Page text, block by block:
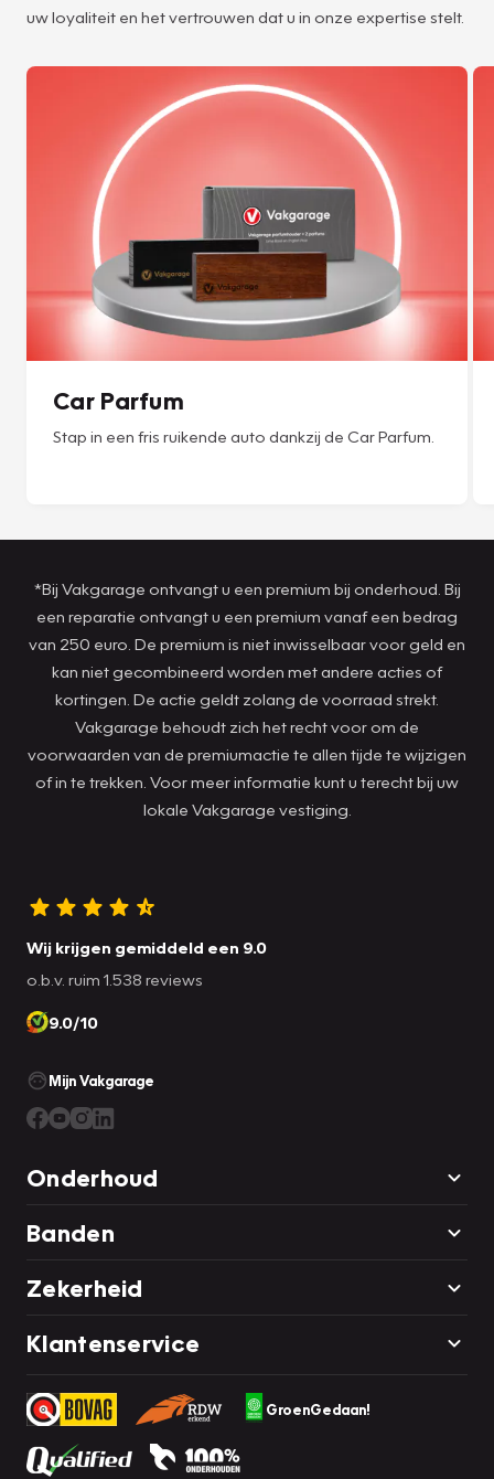
uw loyaliteit en het vertrouwen dat u in onze expertise stelt.
Car Parfum
Stap in een fris ruikende auto dankzij de Car Parfum.
*Bij Vakgarage ontvangt u een premium bij onderhoud. Bij
een reparatie ontvangt u een premium vanaf een bedrag
van 250 euro. De premium is niet inwisselbaar voor geld en
kan niet gecombineerd worden met andere acties of
kortingen. De actie geldt zolang de voorraad strekt.
Vakgarage behoudt zich het recht voor om de
voorwaarden van de premiumactie te allen tijde te wijzigen
of in te trekken. Voor meer informatie kunt u terecht bij uw
lokale Vakgarage vestiging.
Wij krijgen gemiddeld een 9.0
o.b.v. ruim 1.538 reviews
9.0/10
Mijn Vakgarage
Onderhoud
Banden
Zekerheid
Klantenservice
GroenGedaan!